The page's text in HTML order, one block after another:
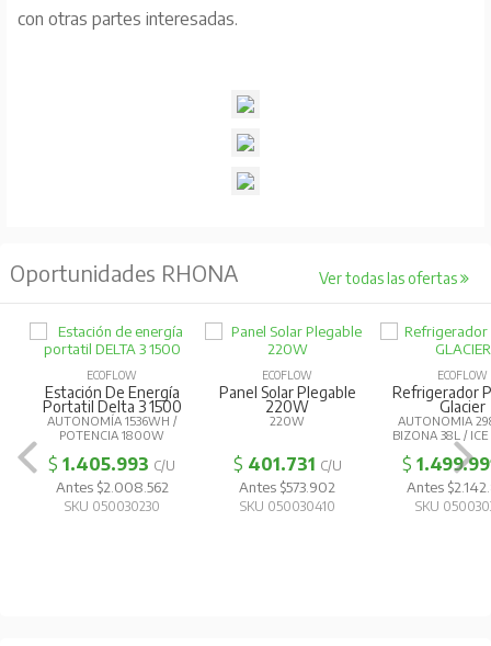
con otras partes interesadas.
Oportunidades RHONA Ver todas las ofertas
ECOFLOW
Estación De Energía
Portatil Delta 3 1500
AUTONOMÍA 1536WH /
POTENCIA 1800W
$1.405.993 C/U
Antes $2.008.562
SKU 050030230
ECOFLOW
Panel Solar Plegable
220W
220W
$ 401.731 C/U
Antes $573.902
SKU 050030410
ECOFLOW
Refrigerador
Glacier
AUTONOMIA
BIZONA 38L /
$
Antes
SKU